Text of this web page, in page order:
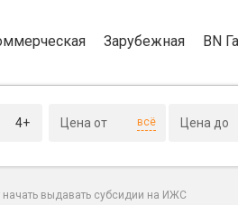
Зарубежная BN
4+ всё
начать выдавать субсидии на ИЖС